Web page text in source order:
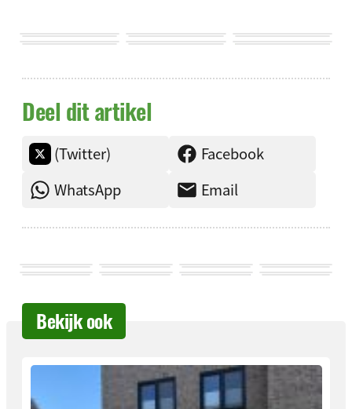
Deel dit artikel
(Twitter)
Facebook
WhatsApp
Email
Bekijk ook